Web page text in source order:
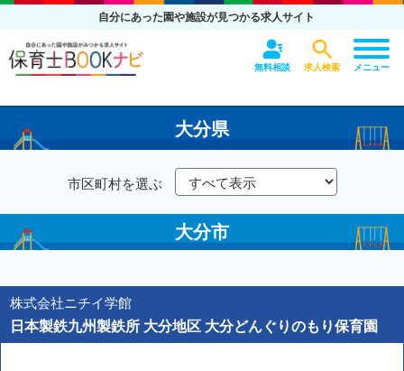
自分にあった園や施設が見つかる求人サイト
無料相談 求人検索 メニュー
大分県
市区町村を選ぶ
大分市
株式会社ニチイ学館
日本製鉄九州製鉄所 大分地区 大分どんぐりのもり保育園